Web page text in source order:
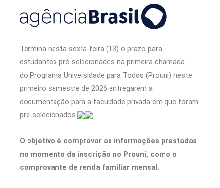
Termina nesta sexta-feira (13) o prazo para
estudantes pré-selecionados na primeira chamada
do Programa Universidade para Todos (Prouni) neste
primeiro semestre de 2026 entregarem a
documentação para a faculdade privada em que foram
pré-selecionados.
O objetivo é comprovar as informações prestadas
no momento da inscrição no Prouni, como o
comprovante de renda familiar mensal.